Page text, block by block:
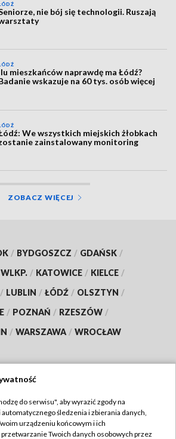
nie bój się technologii. Ruszają
mieszkańców naprawdę ma Łódź?
wskazuje na 60 tys. osób więcej
We wszystkich miejskich żłobkach
zainstalowany monitoring
ZOBACZ WIĘCEJ
/ BYDGOSZCZ / GDAŃSK /
/ KATOWICE / KIELCE /
/ LUBLIN / ŁÓDŹ / OLSZTYN /
/ POZNAŃ / RZESZÓW /
/ WARSZAWA / WROCŁAW
TVP
do serwisu", aby wyrazić zgody na
śledzenia i zbierania danych,
urządzeniu końcowym i ich
Twoich danych osobowych przez